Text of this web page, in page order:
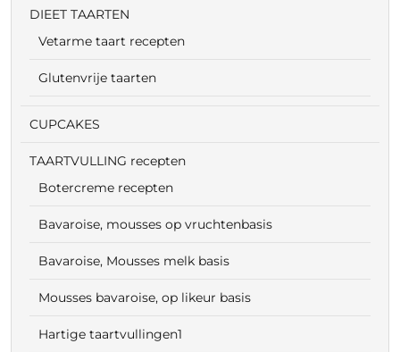
DIEET TAARTEN
Vetarme taart recepten
Glutenvrije taarten
CUPCAKES
TAARTVULLING recepten
Botercreme recepten
Bavaroise, mousses op vruchtenbasis
Bavaroise, Mousses melk basis
Mousses bavaroise, op likeur basis
Hartige taartvullingen1